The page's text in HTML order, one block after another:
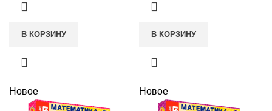
В КОРЗИНУ В КОРЗИНУ
Новое Новое